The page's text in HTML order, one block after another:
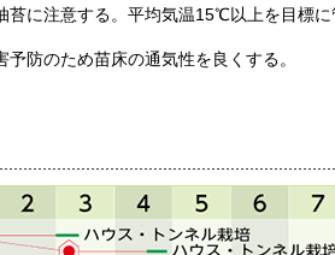
苔に注意する。平均気温15℃以上を目標
防のため苗床の通気性を良くする。